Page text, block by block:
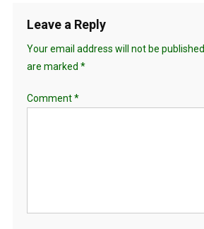
Leave a Reply
Your email address will not be published.
are marked *
Comment*